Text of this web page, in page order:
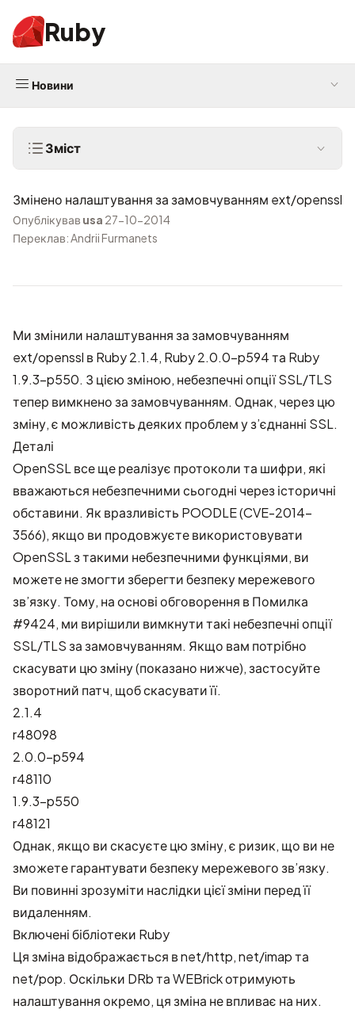
Ruby
Новини
Зміст
Змінено налаштування за замовчуванням ext/openssl
Опублікував usa 27-10-2014
Переклав: Andrii Furmanets
Ми змінили налаштування за замовчуванням
ext/openssl в Ruby 2.1.4, Ruby 2.0.0-p594 та Ruby
1.9.3-p550. З цією зміною, небезпечні опції SSL/TLS
тепер вимкнено за замовчуванням. Однак, через цю
зміну, є можливість деяких проблем у з’єднанні SSL.
Деталі
OpenSSL все ще реалізує протоколи та шифри, які
вважаються небезпечними сьогодні через історичні
обставини. Як вразливість POODLE (CVE-2014-
3566), якщо ви продовжуєте використовувати
OpenSSL з такими небезпечними функціями, ви
можете не змогти зберегти безпеку мережевого
зв’язку. Тому, на основі обговорення вПомилка
#9424, ми вирішили вимкнути такі небезпечні опції
SSL/TLS за замовчуванням. Якщо вам потрібно
скасувати цю зміну (показано нижче), застосуйте
зворотний патч, щоб скасувати її.
2.1.4
r48098
2.0.0-p594
r48110
1.9.3-p550
r48121
Однак, якщо ви скасуєте цю зміну, є ризик, що ви не
зможете гарантувати безпеку мережевого зв’язку.
Ви повинні зрозуміти наслідки цієї зміни перед її
видаленням.
Включені бібліотеки Ruby
Ця зміна відображається в net/http, net/imap та
net/pop. Оскільки DRb та WEBrick отримують
налаштування окремо, ця зміна не впливає на них.